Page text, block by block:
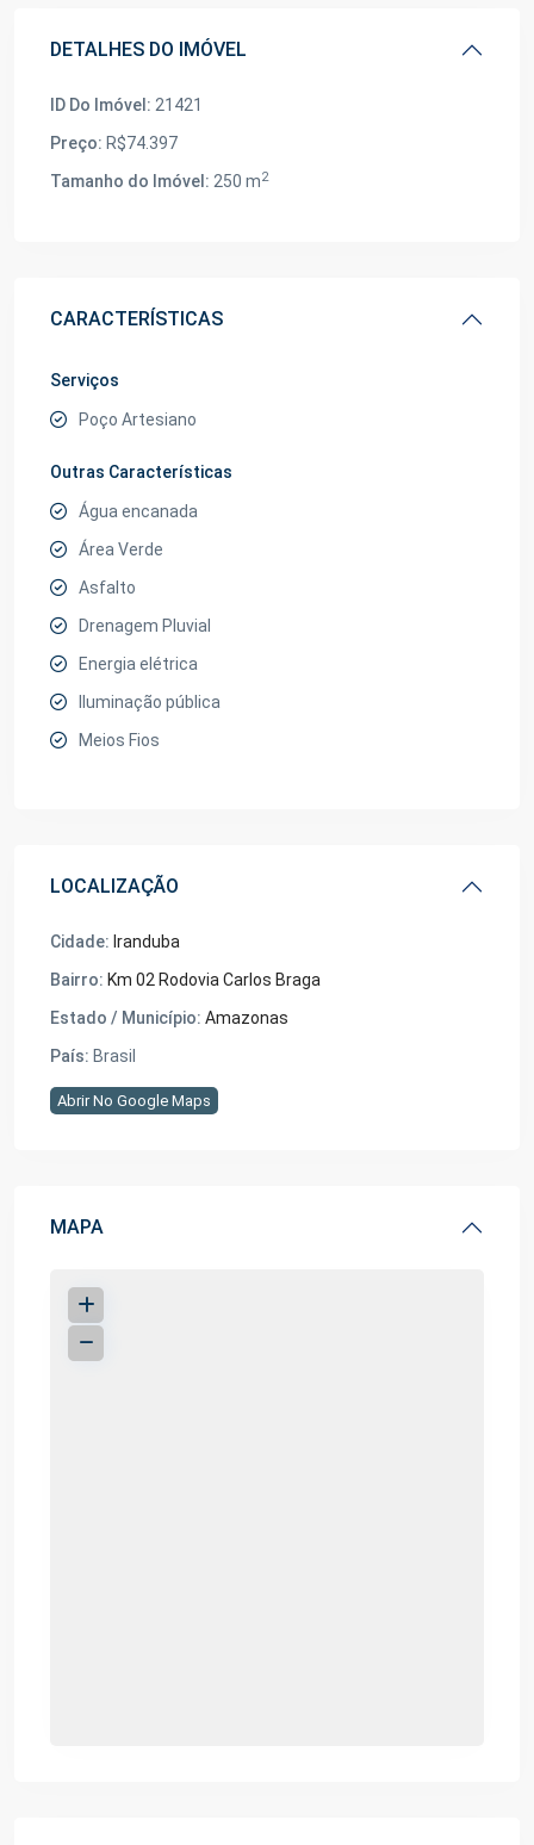
DETALHES DO IMÓVEL
ID Do Imóvel: 21421
Preço: R$74.397
Tamanho do Imóvel: 250 m2
CARACTERÍSTICAS
Serviços
Poço Artesiano
Outras Características
Água encanada
Área Verde
Asfalto
Drenagem Pluvial
Energia elétrica
Iluminação pública
Meios Fios
LOCALIZAÇÃO
Cidade: Iranduba
Bairro: Km 02 Rodovia Carlos Braga
Estado / Município: Amazonas
País: Brasil
Abrir No Google Maps
MAPA